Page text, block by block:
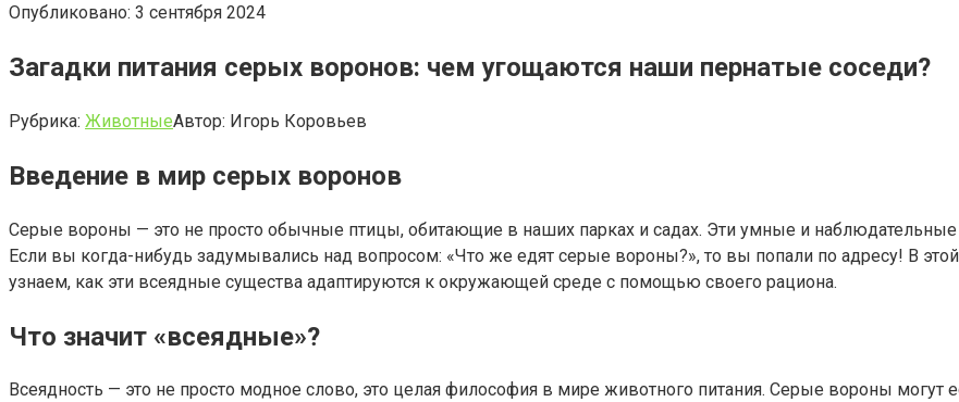
Опубликовано: 3 сентября 2024
Загадки питания серых воронов: чем угощаются наши пернатые соседи?
Рубрика: ЖивотныеАвтор: Игорь Коровьев
Введение в мир серых воронов
Серые вороны — это не просто обычные птицы, обитающие в наших парках и садах. Эти умные и наблюдательные
Если вы когда-нибудь задумывались над вопросом: «Что же едят серые вороны?», то вы попали по адресу! В
узнаем, как эти всеядные существа адаптируются к окружающей среде с помощью своего рациона.
Что значит «всеядные»?
Всеядность — это не просто модное слово, это целая философия в мире животного питания. Серые вороны могут